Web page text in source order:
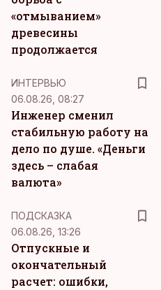
«отмыванием»
древесины
продолжается
ИНТЕРВЬЮ
06.08.26, 08:27
Инженер сменил
стабильную работу на
дело по душе. «Деньги
здесь – слабая
валюта»
ПОДСКАЗКА
06.08.26, 13:26
Отпускные и
окончательный
расчет: ошибки,